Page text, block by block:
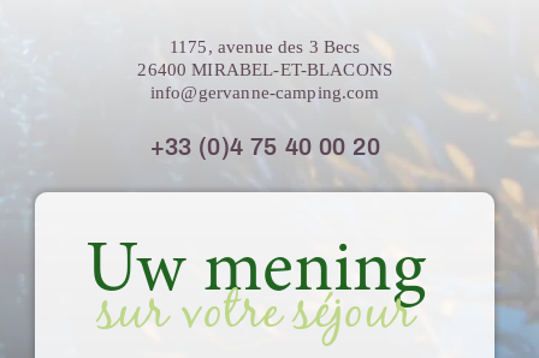
1175, avenue des 3 Becs
26400 MIRABEL-ET-BLACONS
info@gervanne-camping.com
+33 (0)4 75 40 00 20
Uw mening
sur votre séjour